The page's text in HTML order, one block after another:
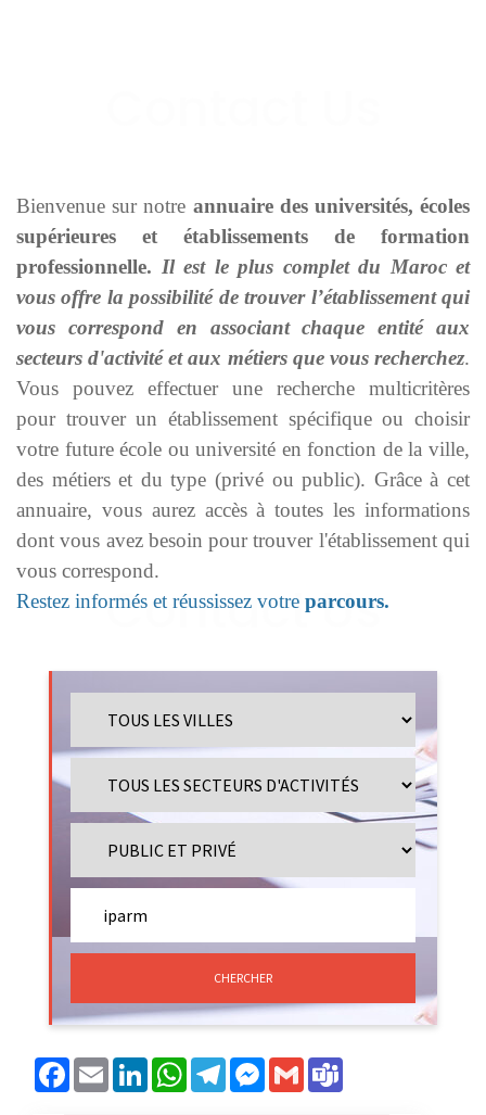
Bienvenue sur notre annuaire des universités, écoles
supérieures et établissements de formation
professionnelle. Il est le plus complet du Maroc et
vous offre la possibilité de trouver l’établissement qui
vous correspond en associant chaque entité aux
secteurs d'activité et aux métiers que vous recherchez.
Vous pouvez effectuer une recherche multicritères
pour trouver un établissement spécifique ou choisir
votre future école ou université en fonction de la ville,
des métiers et du type (privé ou public). Grâce à cet
annuaire, vous aurez accès à toutes les informations
dont vous avez besoin pour trouver l'établissement qui
vous correspond.
Restez informés et réussissez votre parcours.
CHERCHER
Facebook
Email LinkedInWhatsAppTelegramMessenger
Gmail